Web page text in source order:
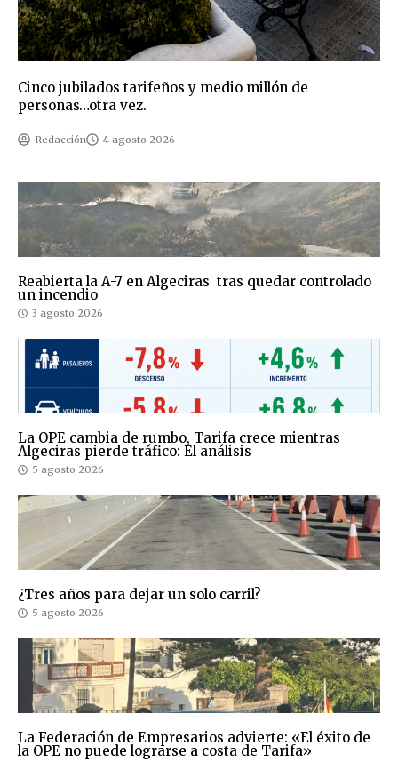
Cinco jubilados tarifeños y medio millón de
personas…otra vez.
Redacción 4 agosto 2026
Reabierta la A-7 en Algeciras tras quedar controlado
un incendio
3 agosto 2026
La OPE cambia de rumbo, Tarifa crece mientras
Algeciras pierde tráfico: El análisis
5 agosto 2026
¿Tres años para dejar un solo carril?
5 agosto 2026
La Federación de Empresarios advierte: «El éxito de
la OPE no puede lograrse a costa de Tarifa»